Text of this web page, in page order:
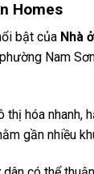
Homes
bật của Nhà
Nam
hóa nhanh,
gần nhiều